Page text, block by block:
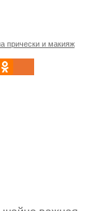
прически и макияж